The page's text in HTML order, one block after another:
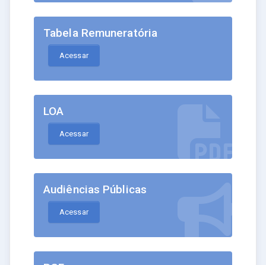
Tabela Remuneratória
Acessar
LOA
Acessar
Audiências Públicas
Acessar